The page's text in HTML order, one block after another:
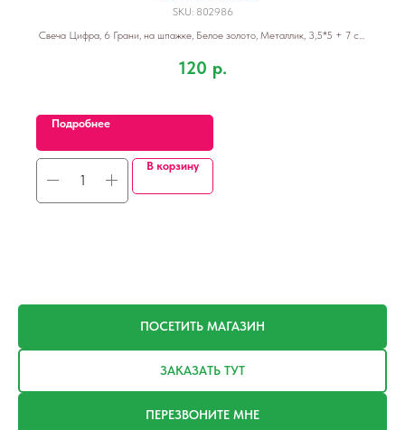
SKU: 802986
Свеча Цифра, 6 Грани, на шпажке, Белое золото, Металлик, 3,5*5 + 7 см,
120 р.
Подробнее
В корзину
ПОСЕТИТЬ МАГАЗИН
ЗАКАЗАТЬ ТУТ
ПЕРЕЗВОНИТЕ МНЕ